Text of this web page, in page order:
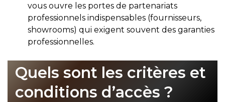
vous ouvre les portes de partenariats
professionnels indispensables (fournisseurs,
showrooms) qui exigent souvent des garanties
professionnelles.
Quels sont les critères et
conditions d’accès ?